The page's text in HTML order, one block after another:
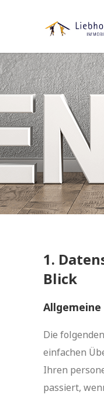
1.
Blick
Die
einfachen
Ihren
passiert,